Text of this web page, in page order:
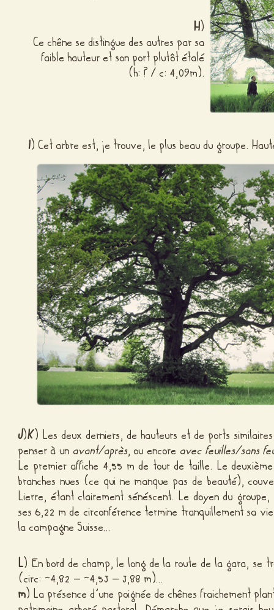
H)
Ce chêne se distingue des autres par sa
faible hauteur et son port plutôt étalé
(h: ? / c: 4,09m).
I) Cet arbre est, je trouve, le plus beau du groupe.
J)K) Les deux derniers, de hauteurs et de ports
penser à un avant/après, ou encore avec feuilles/sans
Le premier affiche 4,55 m de tour de taille. Le
branches nues (ce qui ne manque pas de beauté),
Lierre, étant clairement sénéscent. Le doyen du
ses 6,22 m de circonférence termine tranquillement sa
la campagne Suisse…
L) En bord de champ, le long de la route de la gara, se
(circ: ~4,82 – ~4,53 – 3,88 m)…
m) La présence d’une poignée de chênes fraichement